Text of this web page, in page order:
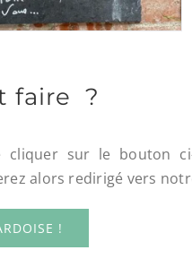
faire ?
sur le bouton
alors redirigé vers
!